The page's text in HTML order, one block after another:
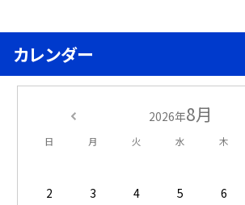
カレンダー
2026年8月
日 月 火 水 木
2
3 4 5 6